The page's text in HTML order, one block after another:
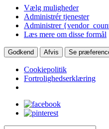
Vælg muligheder
Administrér tjenester
Administrer
Læs mere om disse formål
Godkend Afvis Se
Cookiepolitik
Fortrolighedserklæring